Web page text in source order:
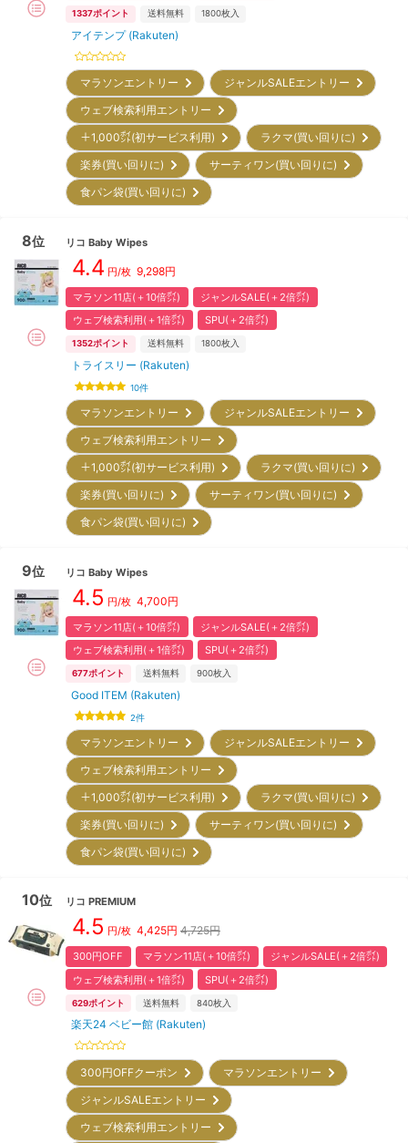
1337ポイント 送料無料 1800枚入
アイテンプ (Rakuten)
マラソンエントリー
ジャンルSALEエントリー
ウェブ検索利用エントリー
＋1,000㌽(初サービス利用)
ラクマ(買い回りに)
楽券(買い回りに)
サーティワン(買い回りに)
食パン袋(買い回りに)
8位 リコ Baby Wipes
4.4 円/枚 9,298円
マラソン11店(＋10倍㌽)
ジャンルSALE(＋2倍㌽)
ウェブ検索利用(＋1倍㌽)
SPU(＋2倍㌽)
1352ポイント 送料無料 1800枚入
トライスリー (Rakuten)
10件
マラソンエントリー
ジャンルSALEエントリー
ウェブ検索利用エントリー
＋1,000㌽(初サービス利用)
ラクマ(買い回りに)
楽券(買い回りに)
サーティワン(買い回りに)
食パン袋(買い回りに)
9位 リコ Baby Wipes
4.5 円/枚 4,700円
マラソン11店(＋10倍㌽)
ジャンルSALE(＋2倍㌽)
ウェブ検索利用(＋1倍㌽)
SPU(＋2倍㌽)
677ポイント 送料無料 900枚入
Good ITEM (Rakuten)
2件
マラソンエントリー
ジャンルSALEエントリー
ウェブ検索利用エントリー
＋1,000㌽(初サービス利用)
ラクマ(買い回りに)
楽券(買い回りに)
サーティワン(買い回りに)
食パン袋(買い回りに)
10位 リコ PREMIUM
4.5 円/枚 4,425円 4,725円
300円OFF マラソン11店(＋10倍㌽)
ジャンルSALE(＋2倍㌽)
ウェブ検索利用(＋1倍㌽)
SPU(＋2倍㌽)
629ポイント 送料無料 840枚入
楽天24 ベビー館 (Rakuten)
300円OFFクーポン
マラソンエントリー
ジャンルSALEエントリー
ウェブ検索利用エントリー